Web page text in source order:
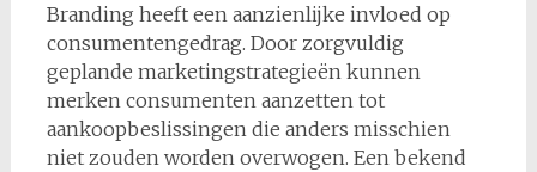
Branding heeft een aanzienlijke invloed op
consumentengedrag. Door zorgvuldig
geplande marketingstrategieën kunnen
merken consumenten aanzetten tot
aankoopbeslissingen die anders misschien
niet zouden worden overwogen. Een bekend